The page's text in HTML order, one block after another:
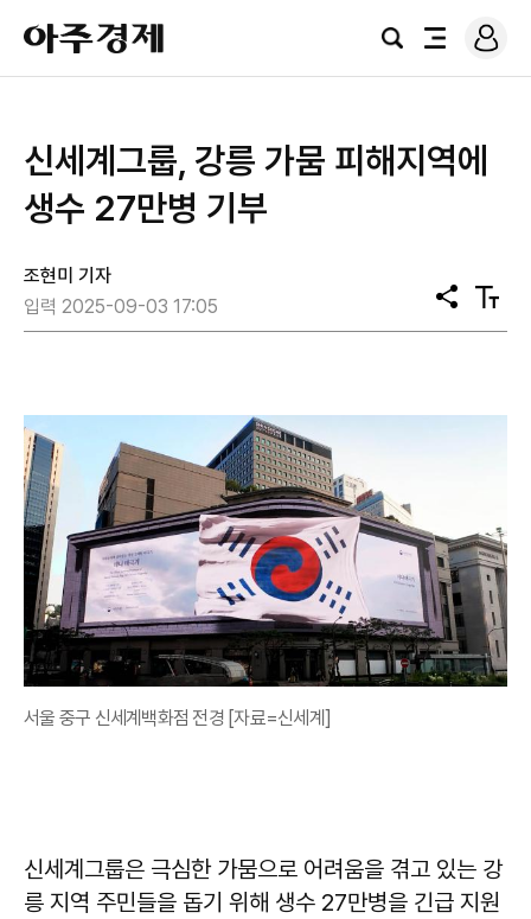
아
주
경
검
전
로
그
신세계그룹, 강릉 가뭄 피해지역에
생수 27만병 기부
조현미 기자
입력 2025-09-03 17:05
공
유
텍
스
서울 중구 신세계백화점 전경 [자료=신세계]
신세계그룹은 극심한 가뭄으로 어려움을 겪고 있는 강
릉 지역 주민들을 돕기 위해 생수 27만병을 긴급 지원